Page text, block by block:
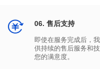
06. 售后支持
您的满意度。